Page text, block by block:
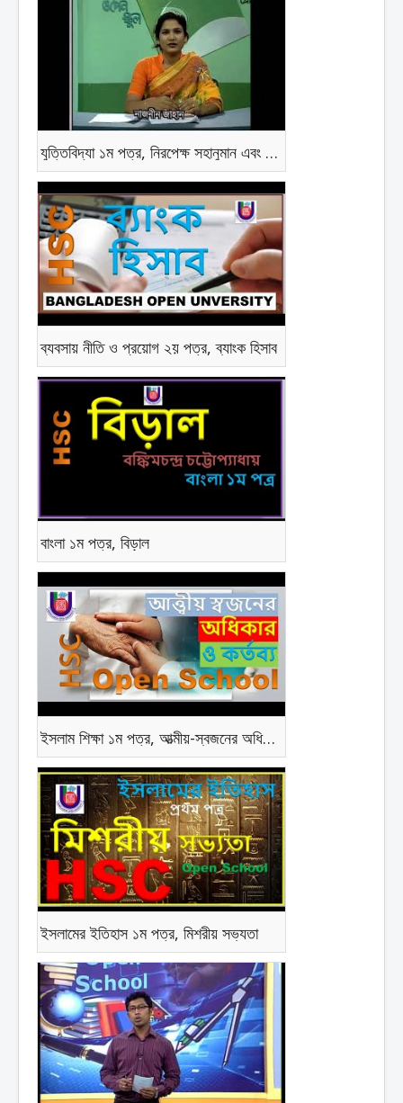
যুত্তিবিদ্যা ১ম পত্র, নিরপেক্ষ সহানুমান এবং প্রাকল্পিক নিরপেক্ষ সহানুমান
ব্যবসায় নীতি ও প্রয়োগ ২য় পত্র, ব্যাংক হিসাব
বাংলা ১ম পত্র, বিড়াল
ইসলাম শিক্ষা ১ম পত্র, আত্মীয়-স্বজনের অধিকার ও কর্তব্য
ইসলামের ইতিহাস ১ম পত্র, মিশরীয় সভ্যতা